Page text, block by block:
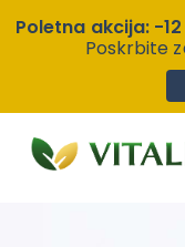
Poletna akcija: -12
Poskrbite